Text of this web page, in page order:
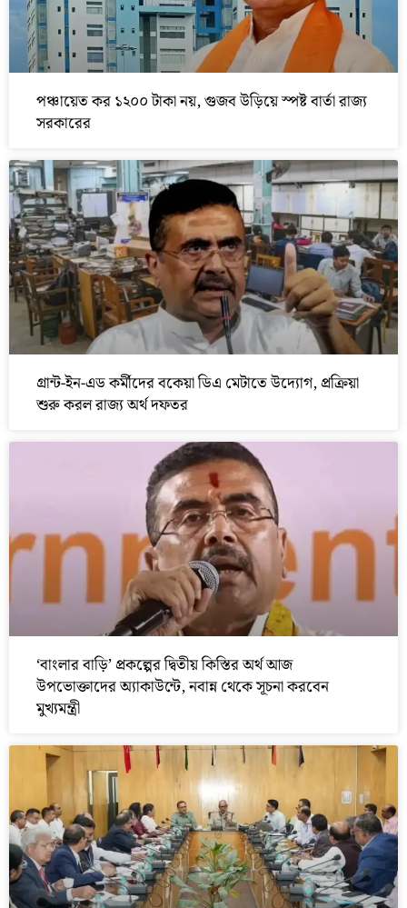
পঞ্চায়েত কর ১২০০ টাকা নয়, গুজব উড়িয়ে স্পষ্ট বার্তা রাজ্য
সরকারের
গ্রান্ট-ইন-এড কর্মীদের বকেয়া ডিএ মেটাতে উদ্যোগ, প্রক্রিয়া
শুরু করল রাজ্য অর্থ দফতর
‘বাংলার বাড়ি’ প্রকল্পের দ্বিতীয় কিস্তির অর্থ আজ
উপভোক্তাদের অ্যাকাউন্টে, নবান্ন থেকে সূচনা করবেন
মুখ্যমন্ত্রী